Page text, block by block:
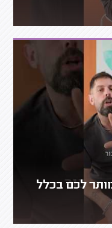
לכם בכלל